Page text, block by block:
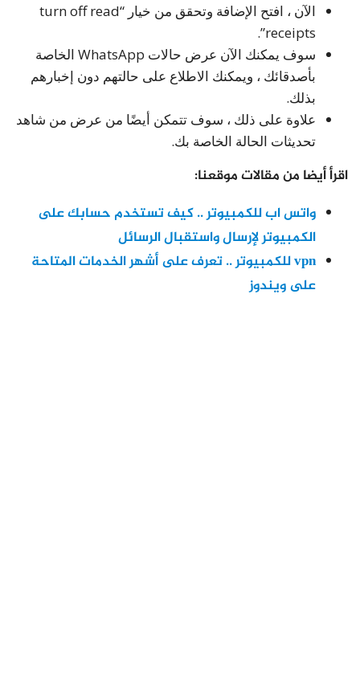
الآن ، افتح الإضافة وتحقق من خيار “turn off read
receipts”.
سوف يمكنك الآن عرض حالات WhatsApp الخاصة
بأصدقائك ، ويمكنك الاطلاع على حالتهم دون إخبارهم
بذلك.
علاوة على ذلك ، سوف تتمكن أيضًا من عرض من شاهد
تحديثات الحالة الخاصة بك.
اقرأ أيضا من مقالات موقعنا:
واتس اب للكمبيوتر .. كيف تستخدم حسابك على
الكمبيوتر لإرسال واستقبال الرسائل
vpn للكمبيوتر .. تعرف على أشهر الخدمات المتاحة
على ويندوز